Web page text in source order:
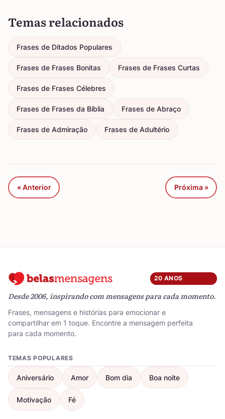
Temas relacionados
Frases de Ditados Populares
Frases de Frases Bonitas Frases de Frases Curtas
Frases de Frases Célebres
Frases de Frases da Bíblia Frases de Abraço
Frases de Admiração Frases de Adultério
« Anterior Próxima »
20 ANOS
Desde 2006, inspirando com mensagens para cada momento.
Frases, mensagens e histórias para emocionar e
compartilhar em 1 toque. Encontre a mensagem perfeita
para cada momento.
TEMAS POPULARES
Aniversário Amor Bom dia Boa noite
Motivação Fé